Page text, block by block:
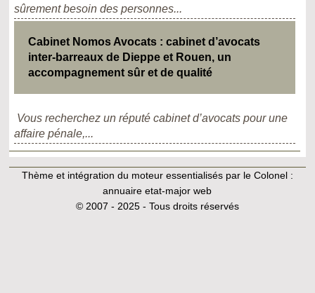
sûrement besoin des personnes...
Cabinet Nomos Avocats : cabinet d’avocats
inter-barreaux de Dieppe et Rouen, un
accompagnement sûr et de qualité
Vous recherchez un réputé cabinet d’avocats pour une
affaire pénale,...
Thème et intégration du moteur essentialisés par le Colonel :
annuaire etat-major web
© 2007 - 2025 - Tous droits réservés